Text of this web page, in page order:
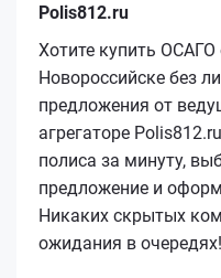
Polis812.ru
Хотите купить
Новороссийске без
предложения от
агрегаторе
полиса за минуту,
предложение и
Никаких скрытых
ожидания в очередях!